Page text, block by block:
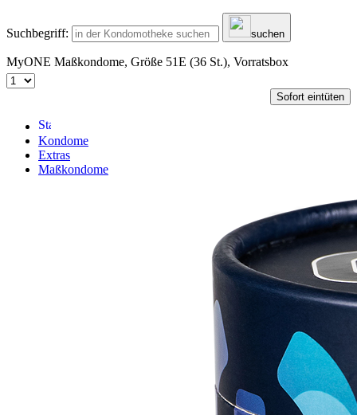
Suchbegriff: suchen
MyONE Maßkondome, Größe 51E (36 St.), Vorratsbox
Sofort eintüten
Kondome
Extras
Maßkondome